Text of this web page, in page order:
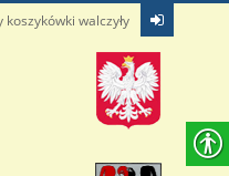
koszykówki walczyły